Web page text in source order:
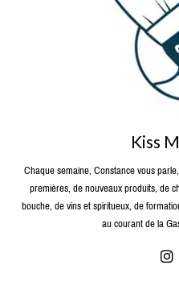
Kiss
Chaque semaine, Constance vous
premières, de nouveaux produits, de
bouche, de vins et spiritueux, de
au courant de la